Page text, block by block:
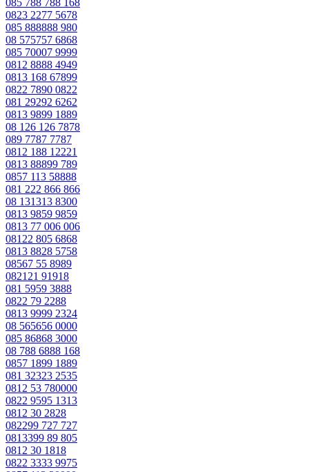
0823 2277 5678
085 888888 980
08 575757 6868
085 70007 9999
0812 8888 4949
0813 168 67899
0822 7890 0822
081 29292 6262
0813 9899 1889
08 126 126 7878
089 7787 7787
0812 188 12221
0813 88899 789
0857 113 58888
081 222 866 866
08 131313 8300
0813 9859 9859
0813 77 006 006
08122 805 6868
0813 8828 5758
08567 55 8989
082121 91918
081 5959 3888
0822 79 2288
0813 9999 2324
08 565656 0000
085 86868 3000
08 788 6888 168
0857 1899 1889
081 32323 2535
0812 53 780000
0822 9595 1313
0812 30 2828
082299 727 727
0813399 89 805
0812 30 1818
0822 3333 9975